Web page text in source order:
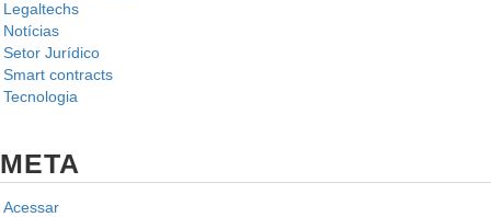
Legaltechs
Notícias
Setor Jurídico
Smart contracts
Tecnologia
META
Acessar